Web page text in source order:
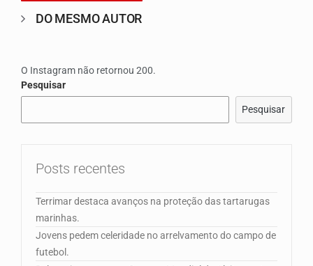
DO MESMO AUTOR
O Instagram não retornou 200.
Pesquisar
Pesquisar
Posts recentes
Terrimar destaca avanços na proteção das tartarugas
marinhas.
Jovens pedem celeridade no arrelvamento do campo de
futebol.